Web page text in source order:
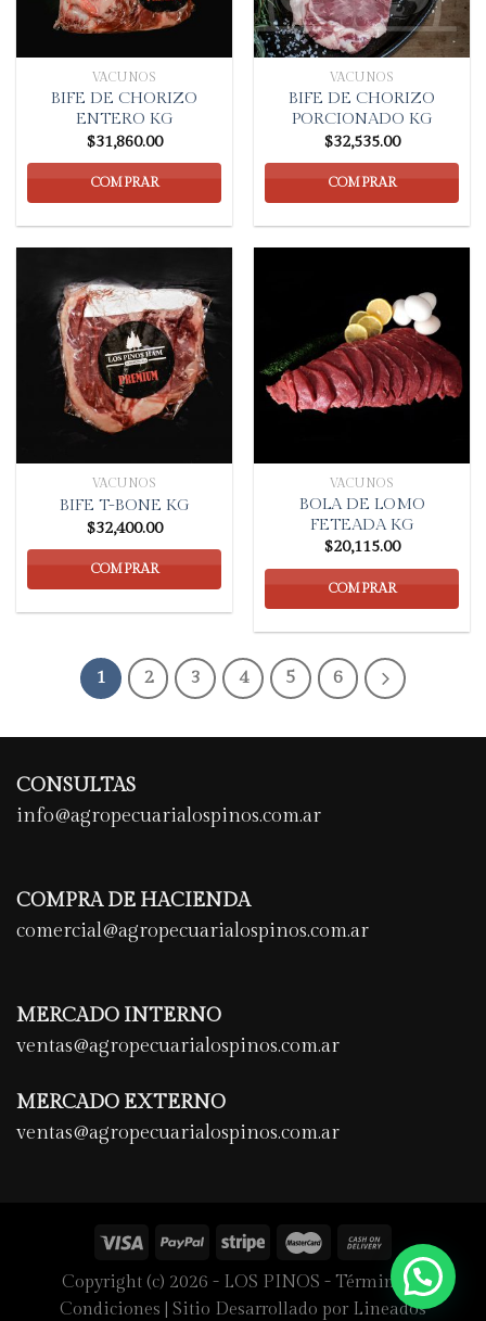
VACUNOS
BIFE DE CHORIZO
ENTERO KG
$31,860.00
COMPRAR
VACUNOS
BIFE DE CHORIZO
PORCIONADO KG
$32,535.00
COMPRAR
VACUNOS
BIFE T-BONE KG
$32,400.00
COMPRAR
VACUNOS
BOLA DE LOMO
FETEADA KG
$20,115.00
COMPRAR
1 2 3 4 5 6
CONSULTAS
info@agropecuarialospinos.com.ar
COMPRA DE HACIENDA
comercial@agropecuarialospinos.com.ar
MERCADO INTERNO
ventas@agropecuarialospinos.com.ar
MERCADO EXTERNO
ventas@agropecuarialospinos.com.ar
Copyright (c) 2026 - LOS PINOS - Términos y
Condiciones | Sitio Desarrollado por Lineados